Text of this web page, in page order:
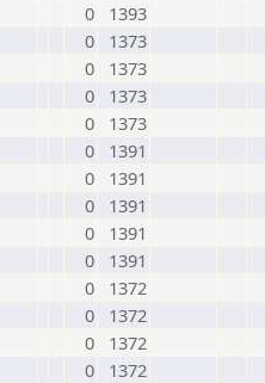
0
1393
0
1373
0
1373
0
1373
0
1373
0
1391
0
1391
0
1391
0
1391
0
1391
0
1372
0
1372
0
1372
0
1372